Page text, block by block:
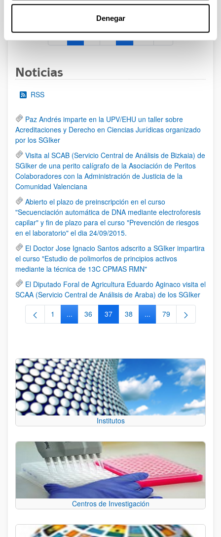
Denegar
al 30/07/2026 (ambos incluídos)
Página
1 Página
2 Página
3 ...Páginas intermedias Use TAB
Página
95
Noticias
RSS
Paz Andrés imparte en la UPV/EHU un taller sobre
Acreditaciones y Derecho en Ciencias Jurídicas organizado
por los SGIker
Visita al SCAB (Servicio Central de Análisis de Bizkaia) de
SGIker de una perito calígrafo de la Asociación de Peritos
Colaboradores con la Administración de Justicia de la
Comunidad Valenciana
Abierto el plazo de preinscripción en el curso
"Secuenciación automática de DNA mediante electroforesis
capilar" y fin de plazo para el curso "Prevención de riesgos
en el laboratorio" el dia 24/09/2015.
El Doctor Jose Ignacio Santos adscrito a SGIker impartira
el curso "Estudio de polimorfos de principios activos
mediante la técnica de 13C CPMAS RMN"
El Diputado Foral de Agricultura Eduardo Aginaco visita el
SCAA (Servicio Central de Análisis de Araba) de los SGIker
Página
1 ...Páginas intermedias Use TAB para desplazarse.
Página
36 Página
37 Página
38 ...Páginas intermedias
Página
79
Institutos
Centros de Investigación